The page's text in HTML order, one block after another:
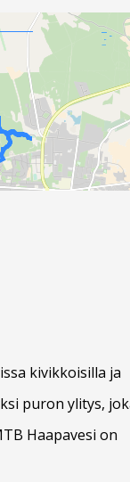
kivikkoisilla ja
puron ylitys,
Haapavesi on